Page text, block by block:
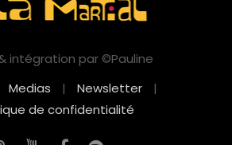
intégration par ©Pauline
Medias | Newsletter
|
de confidentialité